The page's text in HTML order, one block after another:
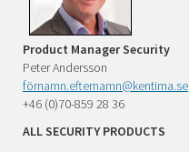
Product Manager Security
Peter Andersson
förnamn.efternamn@kentima.se
+46 (0)70-859 28 36
ALL SECURITY PRODUCTS